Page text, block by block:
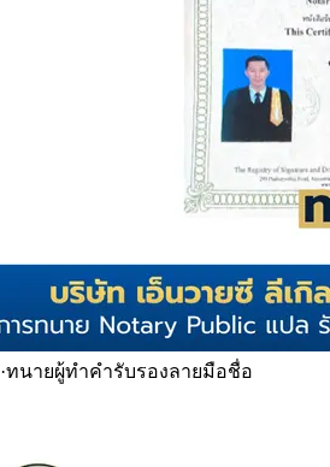
·ทนายผู้ทำคำรับรองลายมือชื่อ